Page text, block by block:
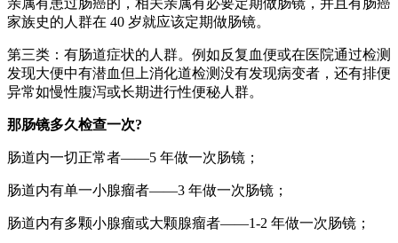
亲属有患过肠癌的，相关亲属有必要定期做肠镜，并且有肠癌
家族史的人群在 40 岁就应该定期做肠镜。
第三类：有肠道症状的人群。例如反复血便或在医院通过检测
发现大便中有潜血但上消化道检测没有发现病变者，还有排便
异常如慢性腹泻或长期进行性便秘人群。
那肠镜多久检查一次?
肠道内一切正常者——5 年做一次肠镜；
肠道内有单一小腺瘤者——3 年做一次肠镜；
肠道内有多颗小腺瘤或大颗腺瘤者——1-2 年做一次肠镜；